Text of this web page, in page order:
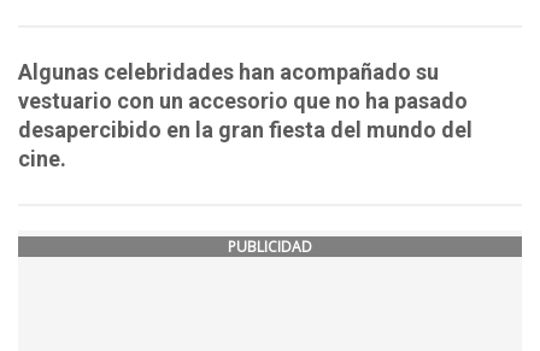
Algunas celebridades han acompañado su
vestuario con un accesorio que no ha pasado
desapercibido en la gran fiesta del mundo del
cine.
PUBLICIDAD